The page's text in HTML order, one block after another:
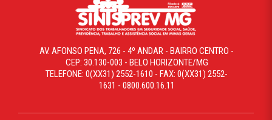
AV. AFONSO PENA, 726 - 4º ANDAR - BAIRRO CENTRO -
CEP: 30.130-003 - BELO HORIZONTE/MG
TELEFONE: 0(XX31) 2552-1610 - FAX: 0(XX31) 2552-
1631 - 0800.600.16.11